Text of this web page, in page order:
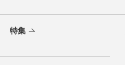
特集